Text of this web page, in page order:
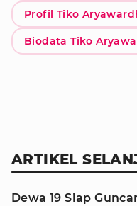
Profil Tiko
Biodata Tiko
ARTIKEL
Dewa 19 Siap